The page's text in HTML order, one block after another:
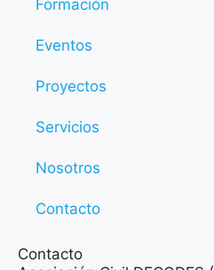
Formación
Eventos
Proyectos
Servicios
Nosotros
Contacto
Contacto